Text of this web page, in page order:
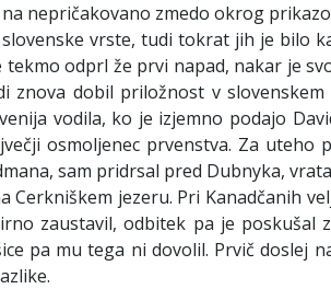
nepričakovano zmedo okrog
vrste, tudi tokrat jih je bilo
odprl že prvi napad, nakar je
znova dobil priložnost v
vodila, ko je izjemno podajo
osmoljenec prvenstva. Za
sam pridrsal pred Dubnyka,
Cerkniškem jezeru. Pri Kanadčanih
zaustavil, odbitek pa je poskušal
pa mu tega ni dovolil. Prvič doslej